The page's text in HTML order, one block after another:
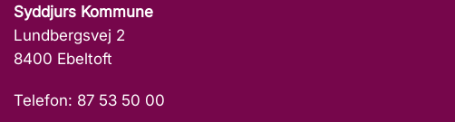
Syddjurs Kommune
Lundbergsvej 2
8400 Ebeltoft
Telefon: 87 53 50 00